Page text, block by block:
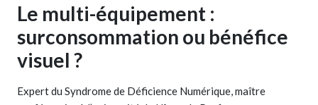
Le multi-équipement :
surconsommation ou bénéfice
visuel ?
Expert du Syndrome de Déficience Numérique, maître